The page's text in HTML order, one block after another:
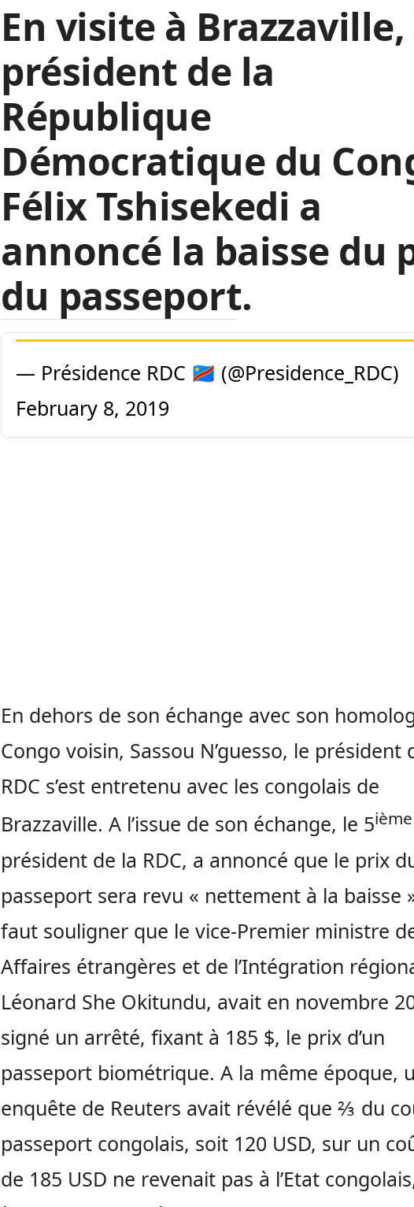
En visite à
président de la
République
Démocratique du
Félix Tshisekedi a
annoncé la baisse du
du passeport.
— Présidence RDC 🇨🇩 (@Presidence_RDC)
February 8, 2019
En dehors de son échange avec son
Congo voisin, Sassou N’guesso, le président
RDC s’est entretenu avec les congolais de
Brazzaville. A l’issue de son échange, le 5ième
président de la RDC, a annoncé que le prix
passeport sera revu « nettement à la baisse
faut souligner que le vice-Premier ministre
Affaires étrangères et de l’Intégration
Léonard She Okitundu, avait en novembre
signé un arrêté, fixant à 185 $, le prix d’un
passeport biométrique. A la même époque,
enquête de Reuters avait révélé que ⅔ du
passeport congolais, soit 120 USD, sur un
de 185 USD ne revenait pas à l’Etat